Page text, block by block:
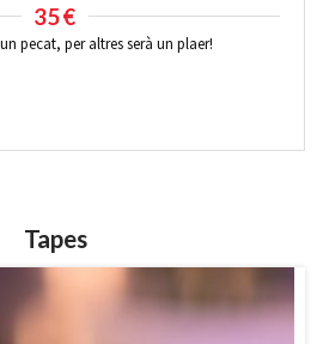
35€
pecat, per altres serà un plaer!
Tapes